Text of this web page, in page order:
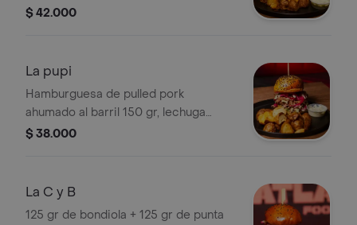
cebollas encurtidas y tomate verde,
$ 42.000
La pupi
Hamburguesa de pulled pork
ahumado al barril 150 gr, lechuga
romana, cebollas encurtidas y tomate
$ 38.000
La C y B
125 gr de bondiola + 125 gr de punta